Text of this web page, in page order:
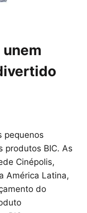
pequenos
produtos BIC. As
Cinépolis,
América Latina,
do